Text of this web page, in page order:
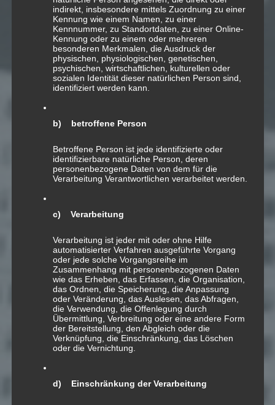
[1 Jahr]
«4DECADES»
Es ist bereits schon wieder 1 Jahr her,
seit4DECADESerschienen ist – trotzdem
hält es sich nach wie vor als eines meiner
repräsentativsten Alben:
Apple Music|Spotify|Deezer| …
Frohe Weihnachten im Voraus!
indirekt, insbesondere mittels Zuordnung zu einer
Kennung wie einem Namen, zu einer
Kennnummer, zu Standortdaten, zu einer Online-
Kennung oder zu einem oder mehreren
besonderen Merkmalen, die Ausdruck der
physischen, physiologischen, genetischen,
psychischen, wirtschaftlichen, kulturellen oder
sozialen Identität dieser natürlichen Person sind,
identifiziert werden kann.
b) betroffene Person
Betroffene Person ist jede identifizierte oder
identifizierbare natürliche Person, deren
personenbezogene Daten von dem für die
Verarbeitung Verantwortlichen verarbeitet werden.
c) Verarbeitung
Verarbeitung ist jeder mit oder ohne Hilfe
automatisierter Verfahren ausgeführte Vorgang
oder jede solche Vorgangsreihe im
Zusammenhang mit personenbezogenen Daten
wie das Erheben, das Erfassen, die Organisation,
das Ordnen, die Speicherung, die Anpassung
oder Veränderung, das Auslesen, das Abfragen,
die Verwendung, die Offenlegung durch
Übermittlung, Verbreitung oder eine andere Form
der Bereitstellung, den Abgleich oder die
Verknüpfung, die Einschränkung, das Löschen
oder die Vernichtung.
d) Einschränkung der Verarbeitung